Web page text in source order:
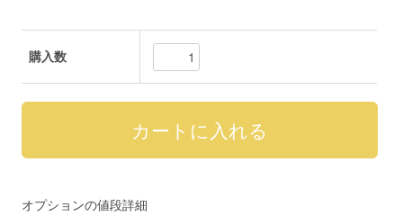
購入数
オプションの値段詳細